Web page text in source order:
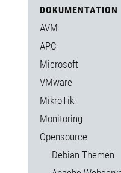
DOKUMENTATION
AVM
APC
Microsoft
VMware
MikroTik
Monitoring
Opensource
Debian Themen